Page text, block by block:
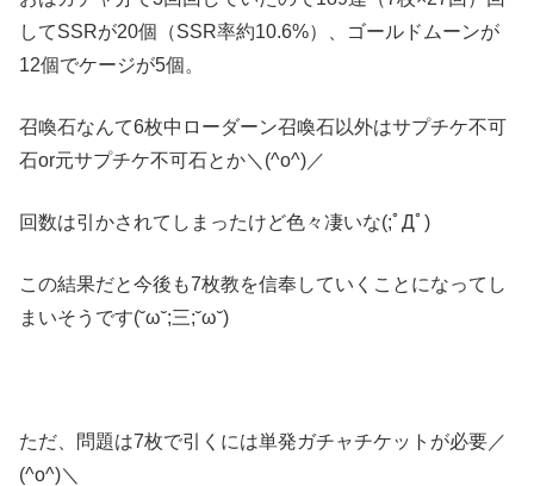
してSSRが20個（SSR率約10.6%）、ゴールドムーンが
12個でケージが5個。
召喚石なんて6枚中ローダーン召喚石以外はサプチケ不可
石or元サプチケ不可石とか＼(^o^)／
回数は引かされてしまったけど色々凄いな(;ﾟДﾟ)
この結果だと今後も7枚教を信奉していくことになってし
まいそうです(˘ω˘;三;˘ω˘)
ただ、問題は7枚で引くには単発ガチャチケットが必要／
(^o^)＼